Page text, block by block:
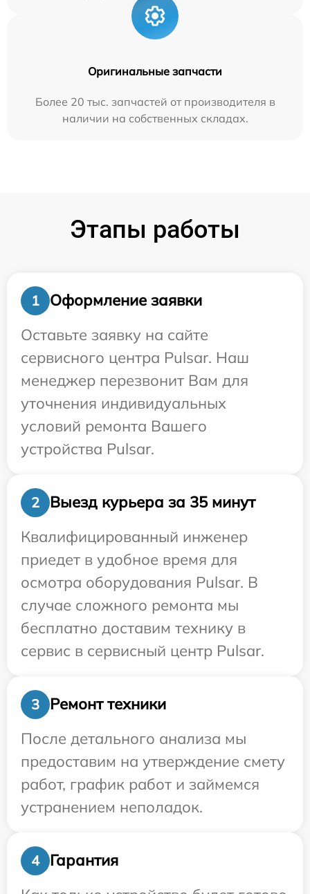
Оригинальные запчасти
Более 20 тыс. запчастей от производителя в
наличии на собственных складах.
Этапы работы
1
Оформление заявки
Оставьте заявку на сайте
сервисного центра Pulsar. Наш
менеджер перезвонит Вам для
уточнения индивидуальных
условий ремонта Вашего
устройства Pulsar.
2
Выезд курьера за 35 минут
Квалифицированный инженер
приедет в удобное время для
осмотра оборудования Pulsar. В
случае сложного ремонта мы
бесплатно доставим технику в
сервис в сервисный центр Pulsar.
3
Ремонт техники
После детального анализа мы
предоставим на утверждение смету
работ, график работ и займемся
устранением неполадок.
4
Гарантия